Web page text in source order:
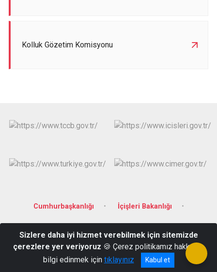
Kolluk Gözetim Komisyonu
Cumhurbaşkanlığı İçişleri Bakanlığı
Merkezefendi Mahallesi, 3819 Sokak, No:80 Yunusemre/ MANİSA
0236 233 02 59
Sizlere daha iyi hizmet verebilmek için sitemizde
çerezlere yer veriyoruz 🍪 Çerez politikamız hakkında
bilgi edinmek için tıklayınız Kabul et